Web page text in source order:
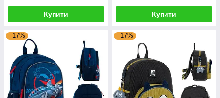
Купити Купити
–17% –17%